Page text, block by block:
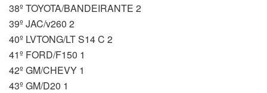
38º TOYOTA/BANDEIRANTE 2
39º JAC/v260 2
40º LVTONG/LT S14 C 2
41º FORD/F150 1
42º GM/CHEVY 1
43º GM/D20 1